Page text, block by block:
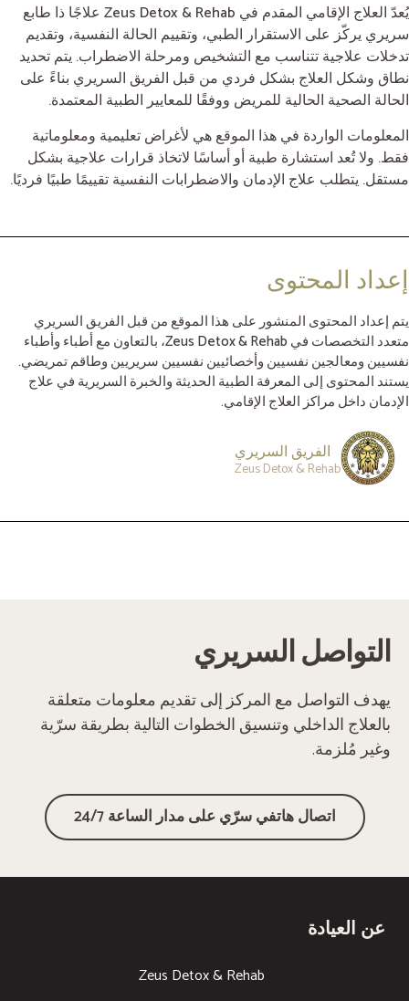
يُعدّ العلاج الإقامي المقدم في Zeus Detox & Rehab علاجًا ذا طابع
سريري يركّز على الاستقرار الطبي، وتقييم الحالة النفسية، وتقديم
تدخلات علاجية تتناسب مع التشخيص ومرحلة الاضطراب. يتم تحديد
نطاق وشكل العلاج بشكل فردي من قبل الفريق السريري بناءً على
الحالة الصحية الحالية للمريض ووفقًا للمعايير الطبية المعتمدة.
المعلومات الواردة في هذا الموقع هي لأغراض تعليمية ومعلوماتية
فقط. ولا تُعد استشارة طبية أو أساسًا لاتخاذ قرارات علاجية بشكل
مستقل. يتطلب علاج الإدمان والاضطرابات النفسية تقييمًا طبيًا فرديًا.
إعداد المحتوى
يتم إعداد المحتوى المنشور على هذا الموقع من قبل الفريق السريري
متعدد التخصصات في Zeus Detox & Rehab، بالتعاون مع أطباء وأطباء
نفسيين ومعالجين نفسيين وأخصائيين نفسيين سريريين وطاقم تمريضي.
يستند المحتوى إلى المعرفة الطبية الحديثة والخبرة السريرية في علاج
الإدمان داخل مراكز العلاج الإقامي.
الفريق السريري
Zeus Detox & Rehab
‏التواصل السريري
يهدف التواصل مع المركز إلى تقديم معلومات متعلقة
بالعلاج الداخلي وتنسيق الخطوات التالية بطريقة سرّية
وغير مُلزمة.
‏اتصال هاتفي سرّي على مدار الساعة 24/7
عن العيادة
Zeus Detox & Rehab